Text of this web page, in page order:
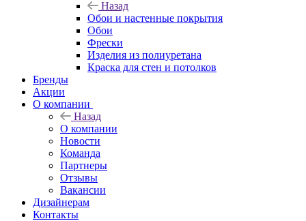
Назад
Обои и настенные покрытия
Обои
Фрески
Изделия из полиуретана
Краска для стен и потолков
Бренды
Акции
О компании
Назад
О компании
Новости
Команда
Партнеры
Отзывы
Вакансии
Дизайнерам
Контакты